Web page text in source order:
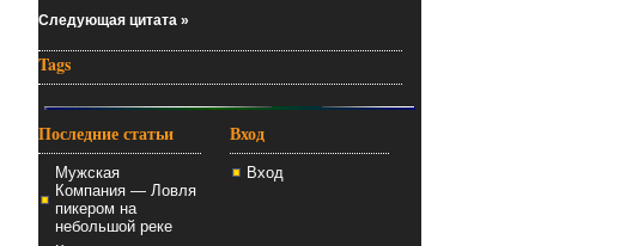
Следующая цитата »
Tags
Последние статьи
Мужская
Компания — Ловля
пикером на
небольшой реке
Вход
Вход